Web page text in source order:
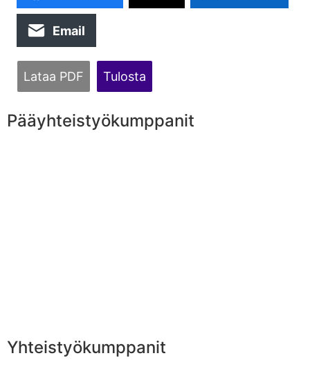
Email
Lataa PDF Tulosta
Pääyhteistyökumppanit
Yhteistyökumppanit